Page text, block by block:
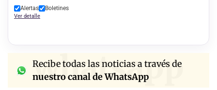
Alertas Boletines
Ver detalle
whatsapp
Recibe todas las noticias a través de
nuestro canal de WhatsApp